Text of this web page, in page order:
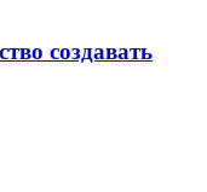
создавать